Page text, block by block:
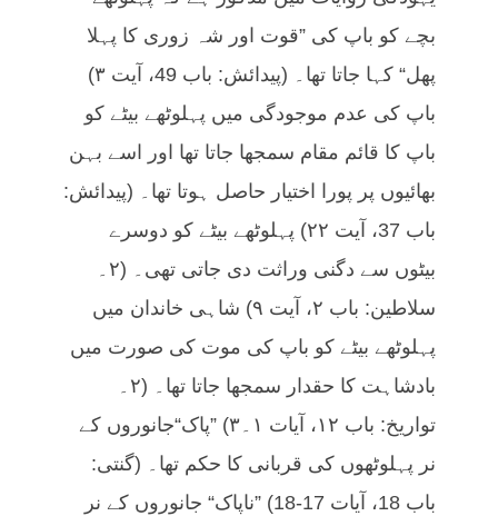
بچے کو باپ کی ”قوت اور شہ زوری کا پہلا
پھل“ کہا جاتا تھا۔ (پیدائش: باب 49، آیت ۳)
باپ کی عدم موجودگی میں پہلوٹھے بیٹے کو
باپ کا قائم مقام سمجھا جاتا تھا اور اسے بہن
بھائیوں پر پورا اختیار حاصل ہوتا تھا۔ (پیدائش:
باب 37، آیت ۲۲) پہلوٹھے بیٹے کو دوسرے
سلاطین: باب ۲، آیت ۹) شاہی خاندان میں
پہلوٹھے بیٹے کو باپ کی موت کی صورت میں
تواریخ: باب ۱۲، آیات ۱۔۳) ”پاک“جانوروں کے
نر پہلوٹھوں کی قربانی کا حکم تھا۔ (گنتی:
باب 18، آیات 17-18) ”ناپاک“ جانوروں کے نر